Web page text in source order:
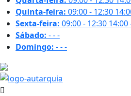
Quinta-feira: 09:00 - 12:30
Sexta-feira: 09:00 - 12:30 14:00
Sábado: ---
Domingo: ---